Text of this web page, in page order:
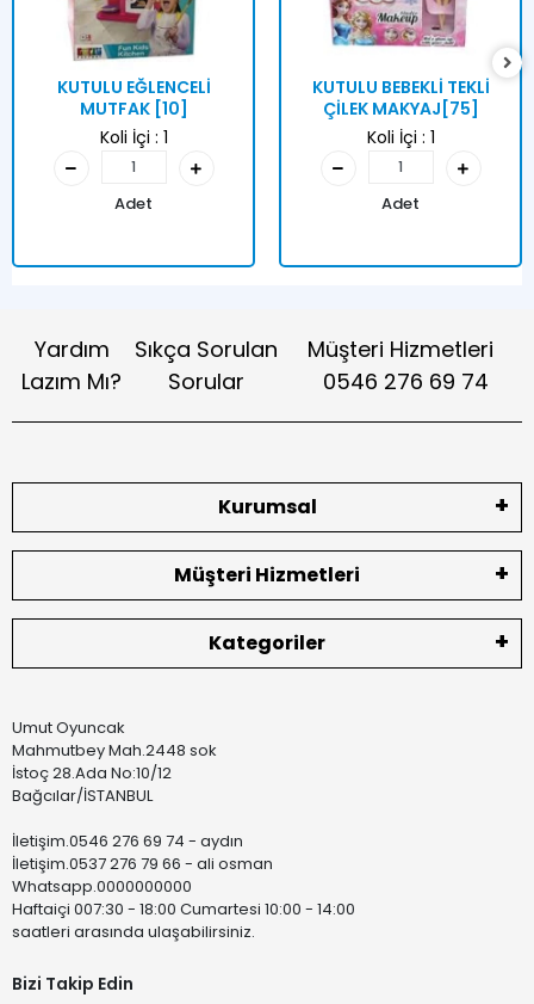
KUTULU EĞLENCELİ
MUTFAK [10]
Koli İçi : 1
Adet
KUTULU BEBEKLİ TEKLİ
ÇİLEK MAKYAJ[75]
Koli İçi : 1
Adet
Yardım
Lazım Mı?
Sıkça Sorulan
Sorular
Müşteri Hizmetleri
0546 276 69 74
Kurumsal
Müşteri Hizmetleri
Kategoriler
Umut Oyuncak
Mahmutbey Mah.2448 sok
İstoç 28.Ada No:10/12
Bağcılar/İSTANBUL
İletişim.0546 276 69 74 - aydın
İletişim.0537 276 79 66 - ali osman
Whatsapp.0000000000
Haftaiçi 007:30 - 18:00 Cumartesi 10:00 - 14:00
saatleri arasında ulaşabilirsiniz.
Bizi Takip Edin